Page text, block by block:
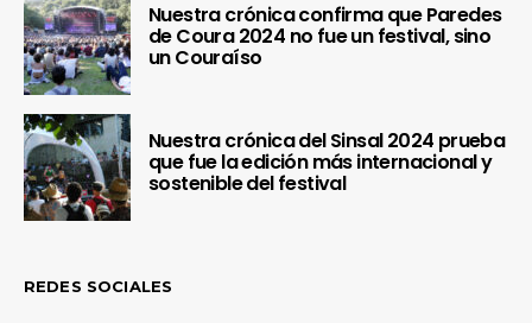
Nuestra crónica confirma que Paredes
de Coura 2024 no fue un festival, sino
un Couraíso
Nuestra crónica del Sinsal 2024 prueba
que fue la edición más internacional y
sostenible del festival
REDES SOCIALES